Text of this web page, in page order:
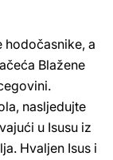
hodočasnike, a
Blažene
nasljedujte
u Isusu iz
Hvaljen Isus i